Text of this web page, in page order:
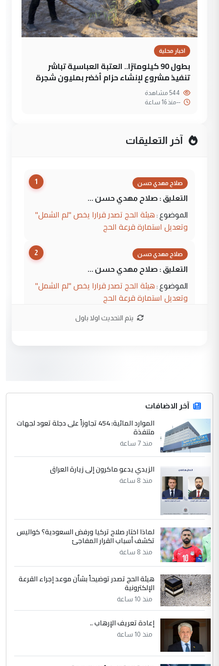
اخبار محلية
بطول 90 كيلومترًا.. العتبة العباسية تباشر
تنفيذ مشروع لإنشاء حزام أخضر بمليون شجرة
--منذ 16 ساعة
آخر التعليقات
1 صلاح مهدي حسن
التعليق : صلاح مهدي حسن ...
الموضوع : هيئة الحج تصدر قرارا يخص "لم الشمل"
وتعديل استمارة قرعة الحج
2 صلاح مهدي حسن
التعليق : صلاح مهدي حسن ...
الموضوع : هيئة الحج تصدر قرارا يخص "لم الشمل"
وتعديل استمارة قرعة الحج
المشترك لا تستهدف أية دولة ومفتوحة لانضمام
الدول الشقيقة
4 يوسف غزوان عصمت
التعليق : بكالوريوس فيزياء طبية متزوج و
زوجتي أيضا بكالوريوس سكني بغداد أرغب في
إكمال دراستي داخل ...
الموضوع :
السعودية توافق على الاستمرار في
جامعاتها سنويا
5 عبد الأمير جاسم هليل
التعليق : نحن اباء الطلاب الأوائل على العراق
نتشرف بلقاء السيد احمد الصافي في العتبات
الموضوع :
مكتب السيد احمد الصافي : لا يوجود
لدينا اي حساب على الفيس بوك وتويتر
يتم التحديث اولا باول
آخر الاضافات
الموارد المائية: 454 تجاوزاً على دجلة تعود لجهات
متنفذة
منذ 7 ساعة
الزيدي يدعو ماكرون إلى زيارة العراق
منذ 8 ساعة
لماذا اختار صلاح تركيا ورفض السعودية؟ كواليس
تكشف أسباب القرار المفاجئ
منذ 8 ساعة
هيئة الحج تصدر توضيحاً بشأن موعد إجراء القرعة
الإلكترونية
منذ 10 ساعة
إعادة تعريف الإرهاب ..
منذ 10 ساعة